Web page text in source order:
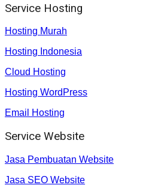
Service Hosting
Hosting Murah
Hosting Indonesia
Cloud Hosting
Hosting WordPress
Email Hosting
Service Website
Jasa Pembuatan Website
Jasa SEO Website